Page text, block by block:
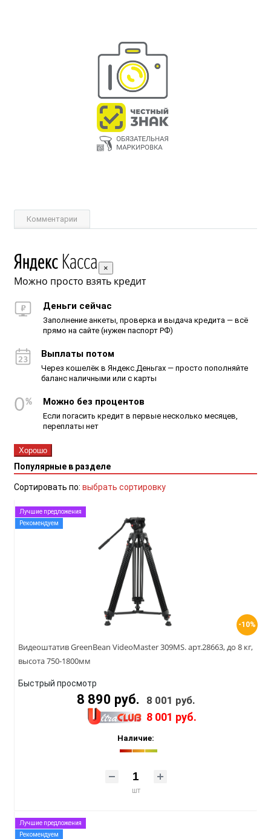
Комментарии
×
Можно просто взять кредит
Деньги сейчас
Заполнение анкеты, проверка и выдача кредита — всё
прямо на сайте (нужен паспорт РФ)
Выплаты потом
Через кошелёк в Яндекс.Деньгах — просто пополняйте
баланс наличными или с карты
Можно без процентов
Если погасить кредит в первые несколько месяцев,
переплаты нет
Хорошо
Популярные в разделе
Сортировать по: выбрать сортировку
-10%
Лучшие предложения
Рекомендуем
Видеоштатив GreenBean VideoMaster 309MS. арт.28663, до 8 кг,
высота 750-1800мм
Быстрый просмотр
8 890 руб. 8 001 руб.
8 001 руб.
Наличие:
шт
Лучшие предложения
Рекомендуем